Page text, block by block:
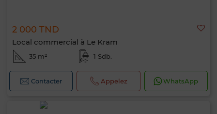
2 000 TND
Local commercial à Le Kram
35 m² 1 Sdb.
Contacter Appelez WhatsApp